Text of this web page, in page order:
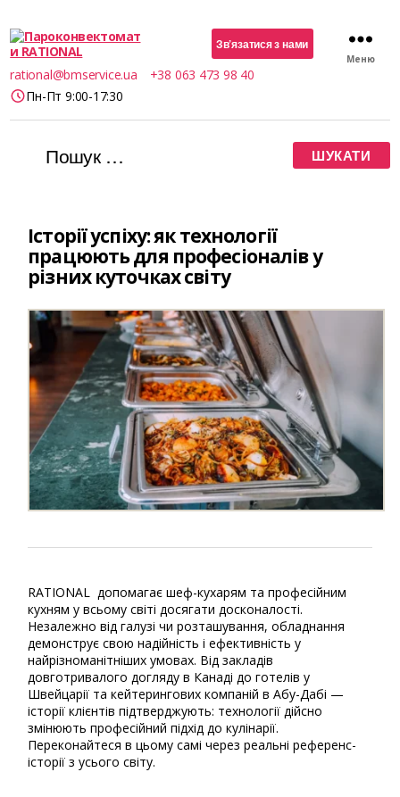
Пароконвектомати
RATIONAL
Зв’язатися з нами
rational@bmservice.ua
+38 063 473 98 40
Пн-Пт 9:00-17:30
Меню
Шукати:
Історії успіху: як технології
працюють для професіоналів у
різних куточках світу
RATIONAL допомагає шеф-кухарям та професійним
кухням у всьому світі досягати досконалості.
Незалежно від галузі чи розташування, обладнання
демонструє свою надійність і ефективність у
найрізноманітніших умовах. Від закладів
довготривалого догляду в Канаді до готелів у
Швейцарії та кейтерингових компаній в Абу-Дабі —
історії клієнтів підтверджують: технології дійсно
змінюють професійний підхід до кулінарії.
Переконайтеся в цьому самі через реальні референс-
історії з усього світу.